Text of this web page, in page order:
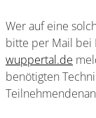
Wer auf eine
bitte per Mail bei
wuppertal.de
benötigten